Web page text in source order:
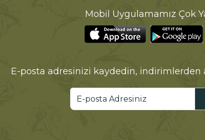
Mobil Uygulamamız Çok
E-posta adresinizi kaydedin, indirimlerden